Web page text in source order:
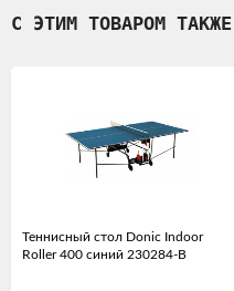
С ЭТИМ ТОВАРОМ
Теннисный стол Donic Indoor
Roller 400 синий 230284-B